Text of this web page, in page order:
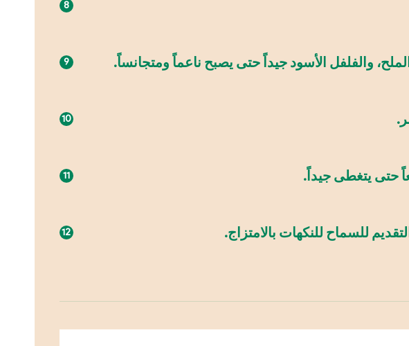
والفلفل الأسود جيداً حتى يصبح ناعماً ومتجانساً.
حتى يتغطى جيداً.